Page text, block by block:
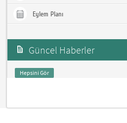
Eylem Planı
Güncel Haberler
Hepsini Gör